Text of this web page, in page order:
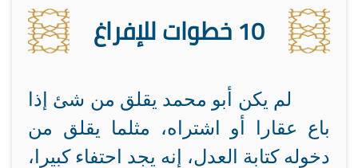
10 خطوات للإفراغ
لم يكن أبو محمد يقلق من شئ إذا
باع عقارا أو اشتراه، مثلما يقلق من
دخوله كتابة العدل، إنه يجد احتفاء كبيرا،